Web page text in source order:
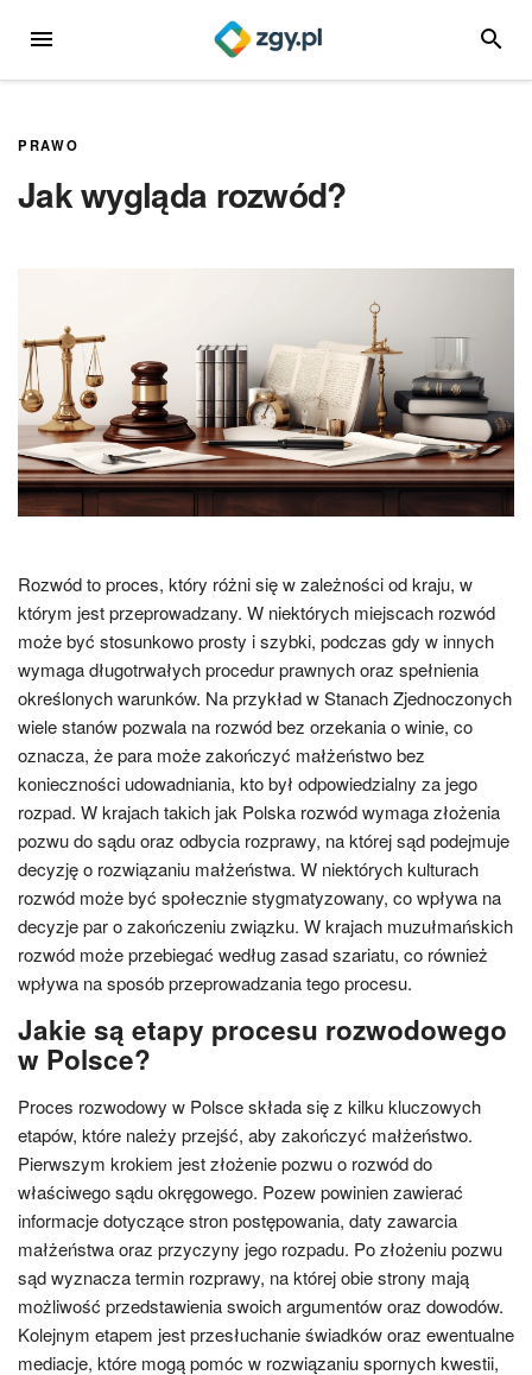
MENU
PRAWO
Jak wygląda rozwód?
Rozwód to proces, który różni się w zależności od kraju, w
którym jest przeprowadzany. W niektórych miejscach rozwód
może być stosunkowo prosty i szybki, podczas gdy w innych
wymaga długotrwałych procedur prawnych oraz spełnienia
określonych warunków. Na przykład w Stanach Zjednoczonych
wiele stanów pozwala na rozwód bez orzekania o winie, co
oznacza, że para może zakończyć małżeństwo bez
konieczności udowadniania, kto był odpowiedzialny za jego
rozpad. W krajach takich jak Polska rozwód wymaga złożenia
pozwu do sądu oraz odbycia rozprawy, na której sąd podejmuje
decyzję o rozwiązaniu małżeństwa. W niektórych kulturach
rozwód może być społecznie stygmatyzowany, co wpływa na
decyzje par o zakończeniu związku. W krajach muzułmańskich
rozwód może przebiegać według zasad szariatu, co również
wpływa na sposób przeprowadzania tego procesu.
Jakie są etapy procesu rozwodowego
w Polsce?
Proces rozwodowy w Polsce składa się z kilku kluczowych
etapów, które należy przejść, aby zakończyć małżeństwo.
Pierwszym krokiem jest złożenie pozwu o rozwód do
właściwego sądu okręgowego. Pozew powinien zawierać
informacje dotyczące stron postępowania, daty zawarcia
małżeństwa oraz przyczyny jego rozpadu. Po złożeniu pozwu
sąd wyznacza termin rozprawy, na której obie strony mają
możliwość przedstawienia swoich argumentów oraz dowodów.
Kolejnym etapem jest przesłuchanie świadków oraz ewentualne
mediacje, które mogą pomóc w rozwiązaniu spornych kwestii,